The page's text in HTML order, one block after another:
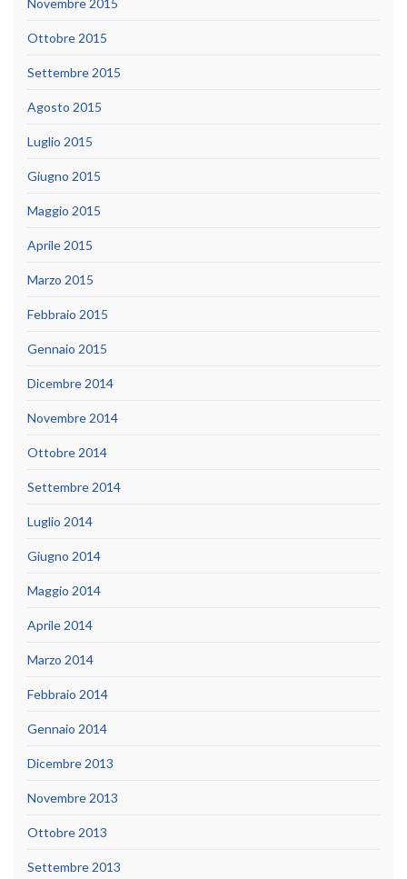
Ottobre 2015
Settembre 2015
Agosto 2015
Luglio 2015
Giugno 2015
Maggio 2015
Aprile 2015
Marzo 2015
Febbraio 2015
Gennaio 2015
Dicembre 2014
Novembre 2014
Ottobre 2014
Settembre 2014
Luglio 2014
Giugno 2014
Maggio 2014
Aprile 2014
Marzo 2014
Febbraio 2014
Gennaio 2014
Dicembre 2013
Novembre 2013
Ottobre 2013
Settembre 2013